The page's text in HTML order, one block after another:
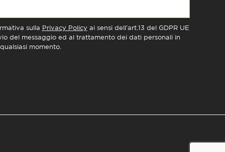
sulla Privacy Policy ai sensi dell'art.13 del GDPR UE
del messaggio ed al trattamento dei dati personali in
momento.